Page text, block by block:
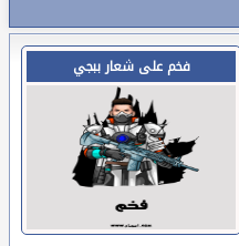
فخم على شعار ببجي